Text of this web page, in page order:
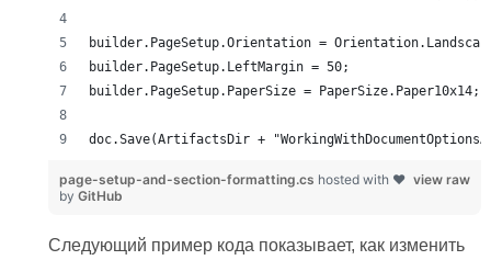
view raw
page-setup-and-section-formatting.cs hosted with ❤
by GitHub
Следующий пример кода показывает, как изменить